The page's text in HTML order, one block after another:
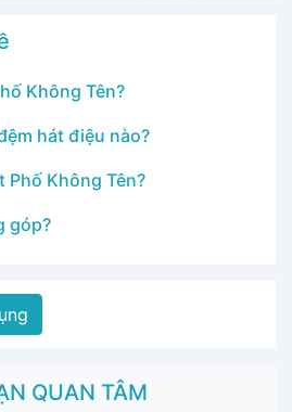
Không Tên?
hát điệu nào?
Phố Không Tên?
góp?
QUAN TÂM